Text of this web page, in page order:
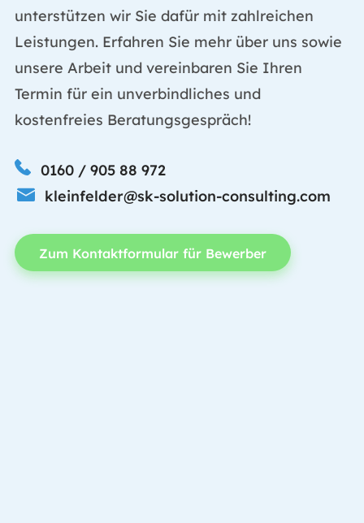
unterstützen wir Sie dafür mit zahlreichen
Leistungen. Erfahren Sie mehr über uns sowie
unsere Arbeit und vereinbaren Sie Ihren
Termin für ein unverbindliches und
kostenfreies Beratungsgespräch!
0160 / 905 88 972
kleinfelder@sk-solution-consulting.com
Zum Kontaktformular für Bewerber